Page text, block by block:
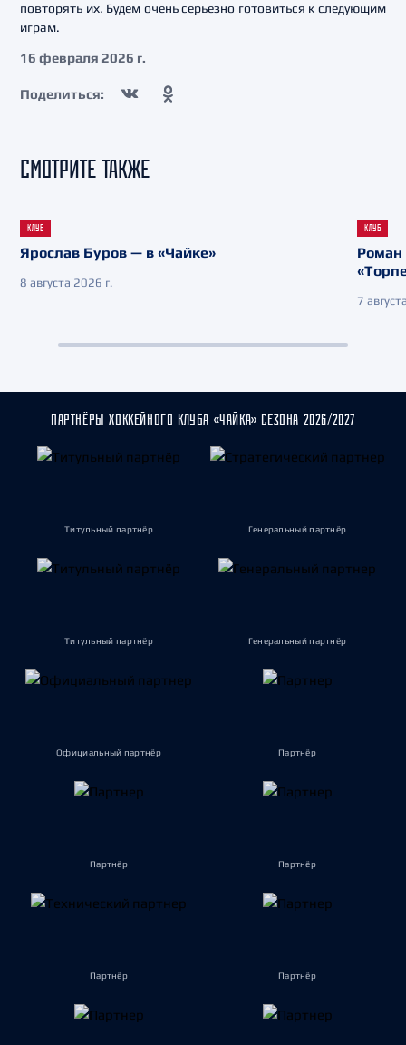
повторять их. Будем очень серьезно готовиться к следующим
играм.
16 февраля 2026 г.
Поделиться:
СМОТРИТЕ ТАКЖЕ
КЛУБ
Ярослав Буров — в «Чайке»
8 августа 2026 г.
КЛУБ
Роман
7
ПАРТНЁРЫ ХОККЕЙНОГО КЛУБА «ЧАЙКА» СЕЗОНА 2026/2027
Титульный партнёр Генеральный партнёр
Титульный партнёр Генеральный партнёр
Официальный партнёр Партнёр
Партнёр Партнёр
Партнёр Партнёр